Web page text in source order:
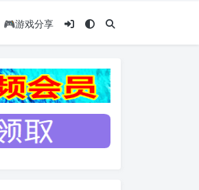
🎮游戏分享